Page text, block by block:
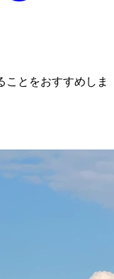
ことをおすすめしま